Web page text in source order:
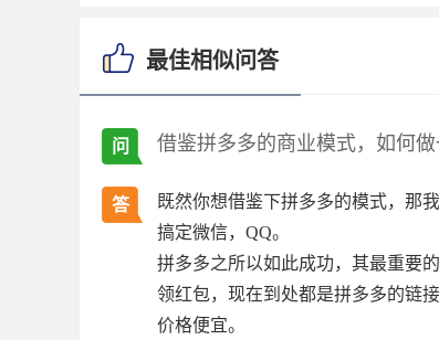
最佳相似问答
问 借鉴拼多多的商业模式，如何做
答
既然你想借鉴下拼多多的模式，那
搞定微信，QQ。
拼多多之所以如此成功，其最重要
领红包，现在到处都是拼多多的链
价格便宜。